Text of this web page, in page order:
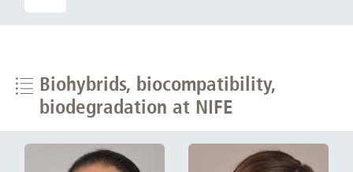
Biohybrids, biocompatibility,
biodegradation at NIFE